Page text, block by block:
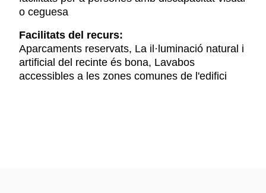
o ceguesa
Facilitats del recurs:
Aparcaments reservats, La il·luminació natural i
artificial del recinte és bona, Lavabos
accessibles a les zones comunes de l'edifici